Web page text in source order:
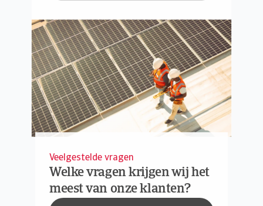
Veelgestelde vragen
Welke vragen krijgen wij het
meest van onze klanten?